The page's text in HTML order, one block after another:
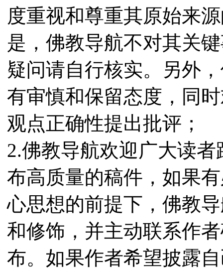
度重视和尊重其原始来
是，佛教导航不对其关
疑问请自行核实。另外
有审慎和保留态度，同
观点正确性提出批评；
2.佛教导航欢迎广大读
布高质量的稿件，如果
心思想的前提下，佛教
和修饰，并主动联系作
布。如果作者希望披露